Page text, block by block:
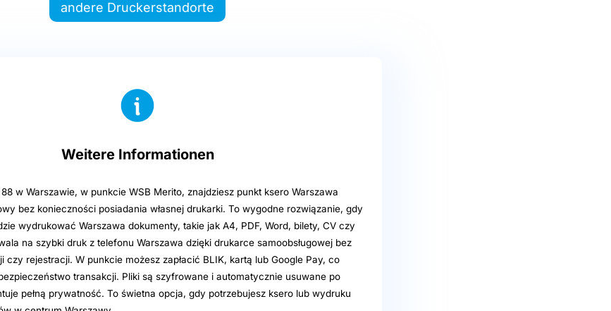
andere Druckerstandorte
Weitere Informationen
w Warszawie, w punkcie WSB Merito, znajdziesz punkt ksero Warszawa
bez konieczności posiadania własnej drukarki. To wygodne rozwiązanie, gdy
wydrukować Warszawa dokumenty, takie jak A4, PDF, Word, bilety, CV czy
na szybki druk z telefonu Warszawa dzięki drukarce samoobsługowej bez
czy rejestracji. W punkcie możesz zapłacić BLIK, kartą lub Google Pay, co
transakcji. Pliki są szyfrowane i automatycznie usuwane po
pełną prywatność. To świetna opcja, gdy potrzebujesz ksero lub wydruku